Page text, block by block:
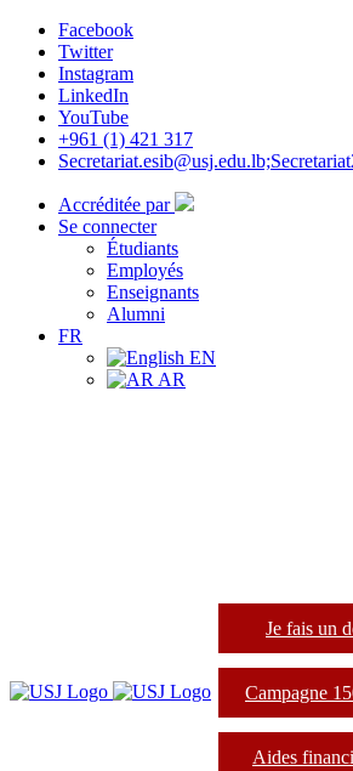
Facebook
Twitter
Instagram
LinkedIn
YouTube
+961 (1) 421 317
Accréditée par
Se connecter
Étudiants
Employés
Enseignants
Alumni
FR
EN
AR
Je fais un
Campagne
Aides